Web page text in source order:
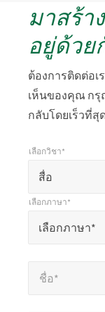
มาสร้า
อยู่ด้วย
ต้องการติดต่อเ
เห็นของคุณ กรุ
กลับโดยเร็วที่สุ
เครื่องหมาย
แสดง
ถึง
สื่อ
เลือกวิชา*
เลือกภาษา*
เลือกภาษา*
ชื่อ*